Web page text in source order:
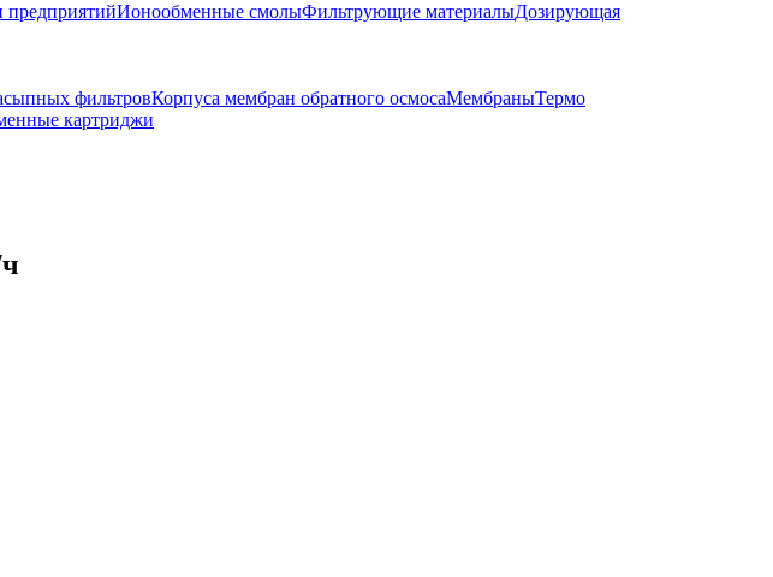
предприятийИонообменные смолыФильтрующие материалыДозирующая
фильтровКорпуса мембран обратного осмосаМембраныТермо
картриджи